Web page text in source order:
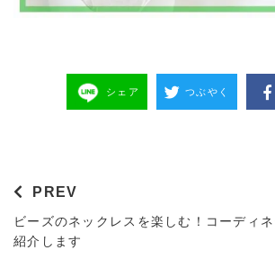
シェア つぶやく
PREV
ビーズのネックレスを楽しむ！コーディ
紹介します